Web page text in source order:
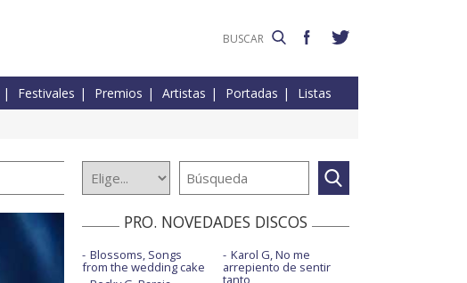
Festivales Premios Artistas Portadas Listas
PRO. NOVEDADES DISCOS
Blossoms, Songs
from the wedding cake
Karol G, No me
arrepiento de sentir
tanto